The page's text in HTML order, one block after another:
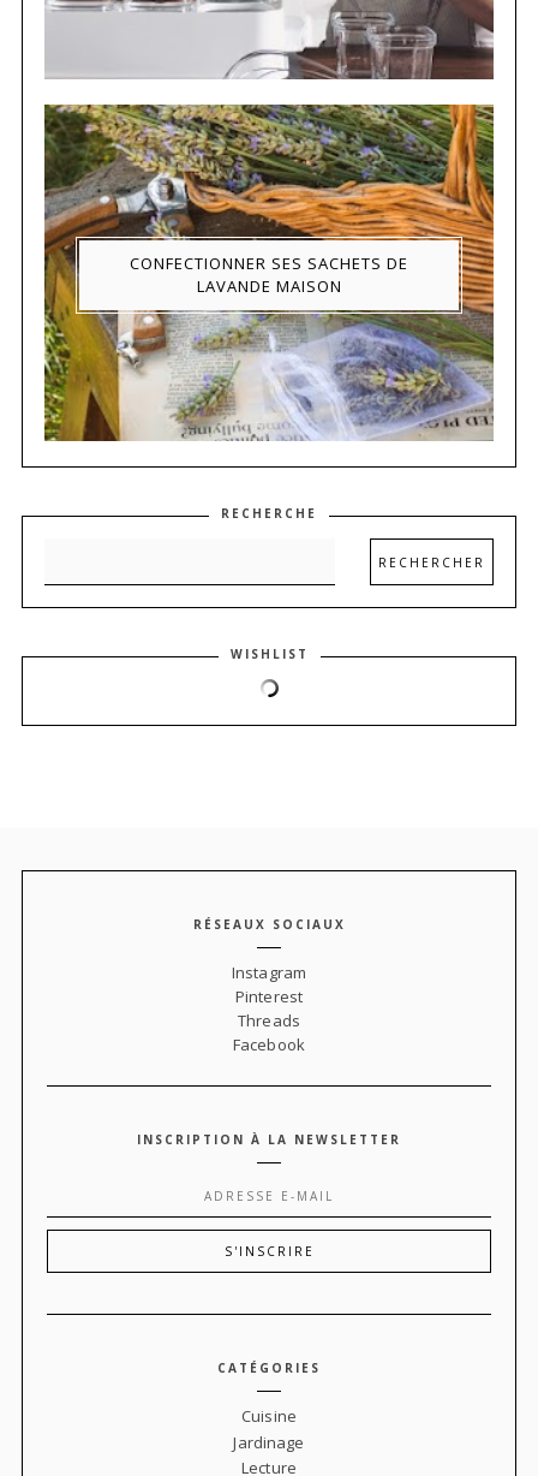
CONFECTIONNER SES SACHETS DE
LAVANDE MAISON
RECHERCHE
WISHLIST
RÉSEAUX SOCIAUX
Instagram
Pinterest
Threads
Facebook
INSCRIPTION À LA NEWSLETTER
CATÉGORIES
Cuisine
Jardinage
Lecture